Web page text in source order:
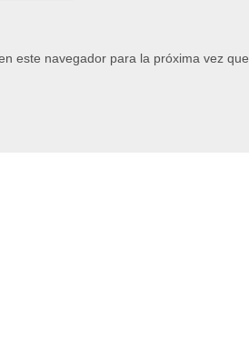
este navegador para la próxima vez que